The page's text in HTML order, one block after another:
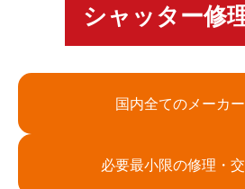
シャッター修
国内全てのメーカ
必要最小限の修理・